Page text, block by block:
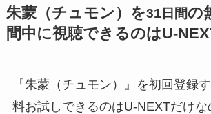
朱蒙（チュモン）を31日間の
間中に視聴できるのはU-
『朱蒙（チュモン）』を初回登録
料お試しできるのはU-NEXTだけな